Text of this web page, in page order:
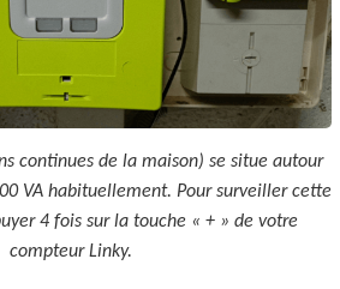
continues de la maison) se situe autour
VA habituellement. Pour surveiller cette
4 fois sur la touche « + » de votre
compteur Linky.